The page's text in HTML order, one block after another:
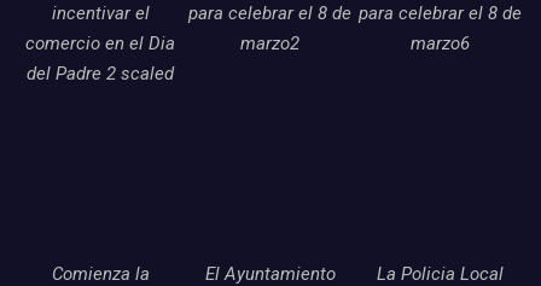
incentivar el
comercio en el Dia
del Padre 2 scaled
para celebrar el 8 de
marzo2
para celebrar el 8 de
marzo6
Comienza la
El Ayuntamiento
La Policia Local